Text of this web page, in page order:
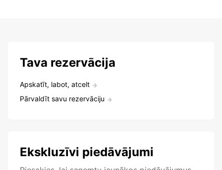
Tava rezervācija
Apskatīt, labot, atcelt
Pārvaldīt savu rezervāciju
Ekskluzīvi piedāvājumi